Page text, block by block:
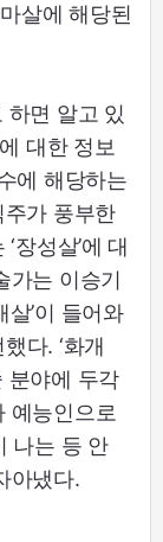
살에 해당된
하면 알고 있
대한 정보
에 해당하는
주가 풍부한
장성살’에 대
가는 이승기
’이 들어와
다. ‘화개
분야에 두각
예능인으로
나는 등 안
아냈다.